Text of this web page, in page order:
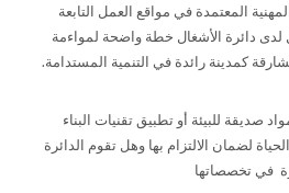
المعتمدة في مواقع العمل التابعة
لدى دائرة الأشغال خطة واضحة لمواءمة
كمدينة رائدة في التنمية المستدامة.
للبيئة أو تطبيق تقنيات البناء
لضمان الالتزام بها وهل تقوم الدائرة
في تخصصاتها